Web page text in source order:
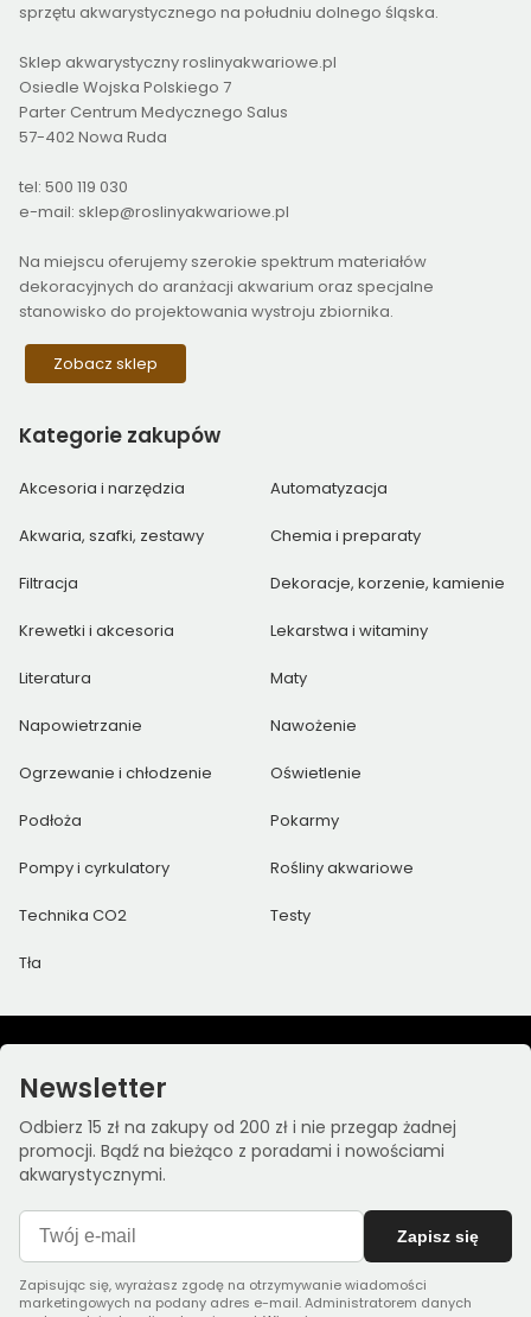
sprzętu akwarystycznego na południu dolnego śląska.
Sklep akwarystyczny roslinyakwariowe.pl
Osiedle Wojska Polskiego 7
Parter Centrum Medycznego Salus
57-402 Nowa Ruda
tel: 500 119 030
e-mail: sklep@roslinyakwariowe.pl
Na miejscu oferujemy szerokie spektrum materiałów
dekoracyjnych do aranżacji akwarium oraz specjalne
stanowisko do projektowania wystroju zbiornika.
Zobacz sklep
Kategorie zakupów
Akcesoria i narzędzia Automatyzacja
Akwaria, szafki, zestawy Chemia i preparaty
Filtracja Dekoracje, korzenie, kamienie
Krewetki i akcesoria Lekarstwa i witaminy
Literatura Maty
Napowietrzanie Nawożenie
Ogrzewanie i chłodzenie Oświetlenie
Podłoża Pokarmy
Pompy i cyrkulatory Rośliny akwariowe
Technika CO2 Testy
Tła
Newsletter
Odbierz 15 zł na zakupy od 200 zł i nie przegap żadnej
promocji. Bądź na bieżąco z poradami i nowościami
akwarystycznymi.
Zapisz się
Zapisując się, wyrażasz zgodę na otrzymywanie wiadomości
marketingowych na podany adres e-mail. Administratorem danych